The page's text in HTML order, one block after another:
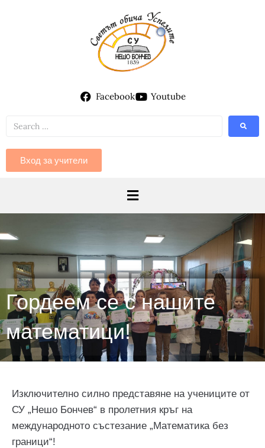
Facebook Youtube
Вход за учители
Гордеем се с нашите
математици!
Изключително силно представяне на учениците от
СУ „Нешо Бончев“ в пролетния кръг на
международното състезание „Математика без
граници“!